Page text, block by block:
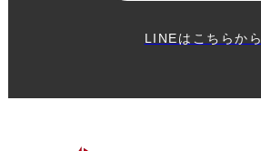
LINEはこちらから